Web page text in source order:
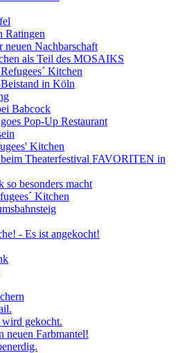
Ratingen
Nachbarschaft
als Teil des MOSAIKS
Kitchen
in Köln
Babcock
Pop-Up Restaurant
Kitchen
Theaterfestival FAVORITEN in
so besonders macht
Kitchen
- Es ist angekocht!
wird gekocht.
neuen Farbmantel!